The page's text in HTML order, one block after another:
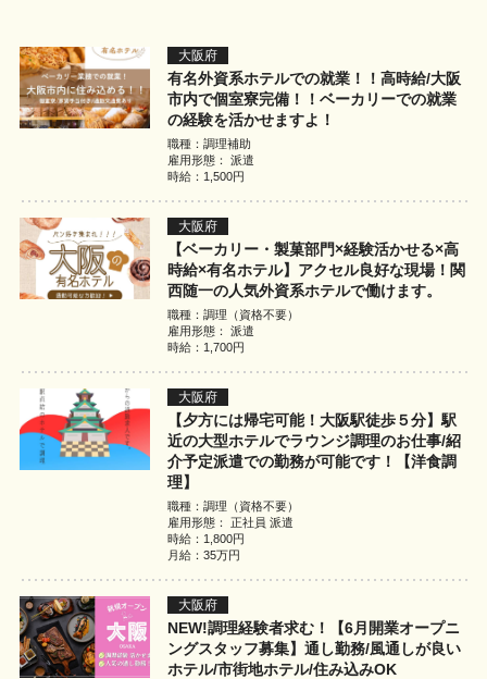
利用規約
お問い合わせ
ログイン
大阪府
有名外資系ホテルでの就業！！高時給/大阪
市内で個室寮完備！！ベーカリーでの就業
の経験を活かせますよ！
職種：調理補助
雇用形態： 派遣
時給：1,500円
大阪府
【ベーカリー・製菓部門×経験活かせる×高
時給×有名ホテル】アクセル良好な現場！関
西随一の人気外資系ホテルで働けます。
職種：調理（資格不要）
雇用形態： 派遣
時給：1,700円
大阪府
【夕方には帰宅可能！大阪駅徒歩５分】駅
近の大型ホテルでラウンジ調理のお仕事/紹
介予定派遣での勤務が可能です！【洋食調
理】
職種：調理（資格不要）
雇用形態： 正社員 派遣
時給：1,800円
月給：35万円
大阪府
NEW!調理経験者求む！【6月開業オープニ
ングスタッフ募集】通し勤務/風通しが良い
ホテル/市街地ホテル/住み込みOK